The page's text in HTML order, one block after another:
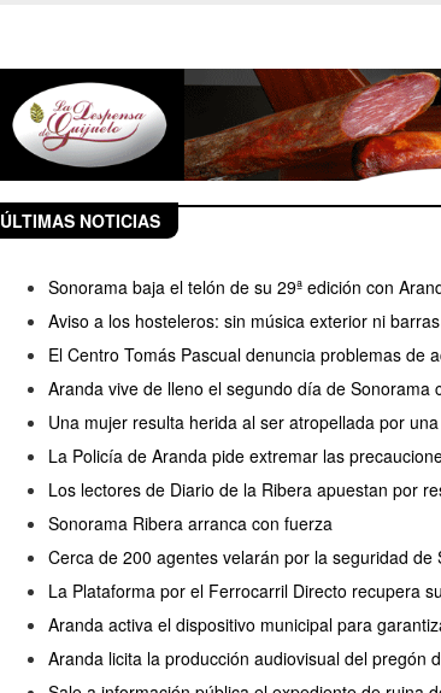
ÚLTIMAS NOTICIAS
Sonorama baja el telón de su 29ª edición con
Aviso a los hosteleros: sin música exterior ni
El Centro Tomás Pascual denuncia problemas de
Aranda vive de lleno el segundo día de
Una mujer resulta herida al ser atropellada por
La Policía de Aranda pide extremar las
Los lectores de Diario de la Ribera apuestan por
Sonorama Ribera arranca con fuerza
Cerca de 200 agentes velarán por la seguridad
La Plataforma por el Ferrocarril Directo recupera
Aranda activa el dispositivo municipal para
Aranda licita la producción audiovisual del pregón